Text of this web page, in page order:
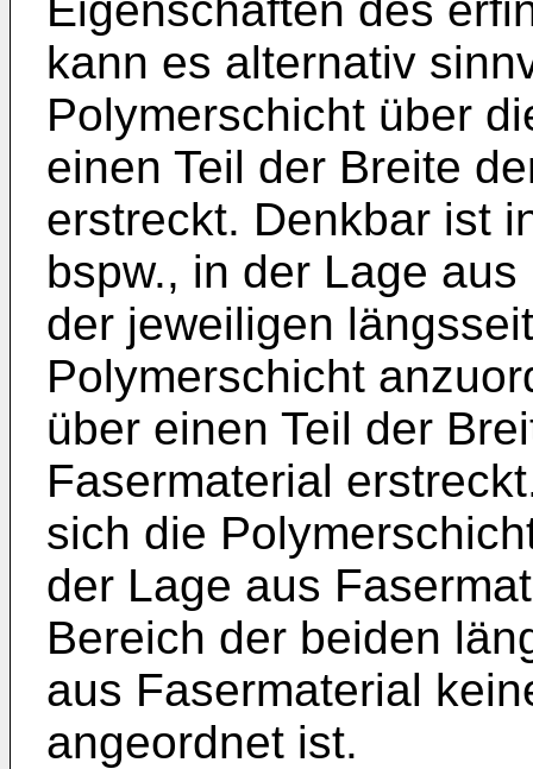
kann es alternativ
Polymerschicht über
einen Teil der Breite
erstreckt. Denkbar ist
bspw., in der Lage
der jeweiligen
Polymerschicht
über einen Teil der
Fasermaterial
sich die
der Lage aus
Bereich der beiden
aus Fasermaterial
angeordnet ist.